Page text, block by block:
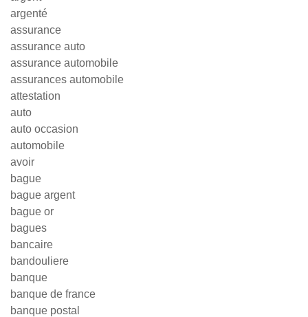
argenté
assurance
assurance auto
assurance automobile
assurances automobile
attestation
auto
auto occasion
automobile
avoir
bague
bague argent
bague or
bagues
bancaire
bandouliere
banque
banque de france
banque postal